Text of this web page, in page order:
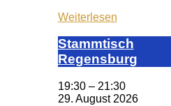
Weiterlesen
Stamm­tisch
Reg­ens­burg
19:30 – 21:30
29. August 2026